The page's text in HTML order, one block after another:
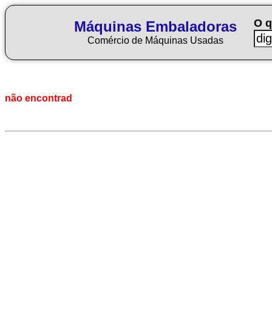
Máquinas Embaladoras
Comércio de Máquinas Usadas
O
não encontrad